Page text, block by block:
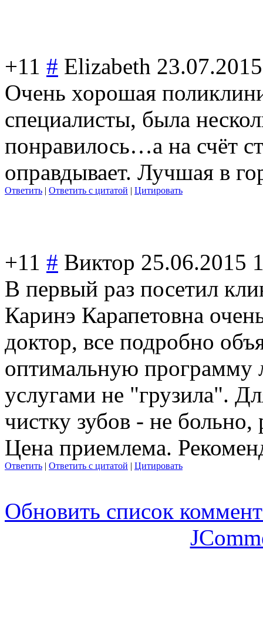
+11 # Elizabeth
Очень хорошая
специалисты, была
понравилось…а на счёт
оправдывает. Лучшая в
Ответить | Ответить с цитатой | Цитировать
+11 # Виктор 25.06.2015
В первый раз посетил
Каринэ Карапетовна
доктор, все подробно
оптимальную программу
услугами не "грузила".
чистку зубов - не больно,
Цена приемлема.
Ответить | Ответить с цитатой | Цитировать
Обновить список